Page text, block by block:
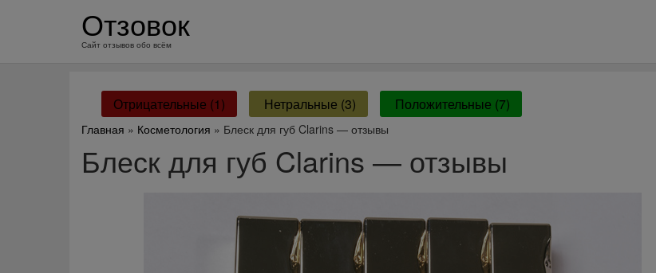
Отзовок
Сайт отзывов обо всём
Отрицательные (1) Нетральные (3) Положительные (7)
Главная » Косметология » Блеск для губ Clarins — отзывы
Блеск для губ Clarins — отзывы